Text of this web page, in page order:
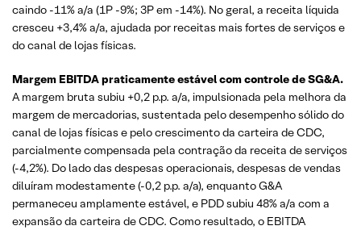
caindo -11% a/a (1P -9%; 3P em -14%). No geral, a receita líquida
cresceu +3,4% a/a, ajudada por receitas mais fortes de serviços e
do canal de lojas físicas.
Margem EBITDA praticamente estável com controle de SG&A.
A margem bruta subiu +0,2 p.p. a/a, impulsionada pela melhora da
margem de mercadorias, sustentada pelo desempenho sólido do
canal de lojas físicas e pelo crescimento da carteira de CDC,
parcialmente compensada pela contração da receita de serviços
(-4,2%). Do lado das despesas operacionais, despesas de vendas
diluíram modestamente (-0,2 p.p. a/a), enquanto G&A
permaneceu amplamente estável, e PDD subiu 48% a/a com a
expansão da carteira de CDC. Como resultado, o EBITDA